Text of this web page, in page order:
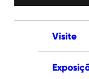
Visite